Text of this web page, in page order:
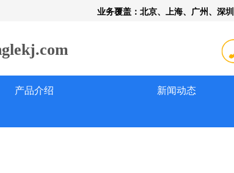
业务覆盖：北京、上海、广州、深
产品介绍 新闻动态